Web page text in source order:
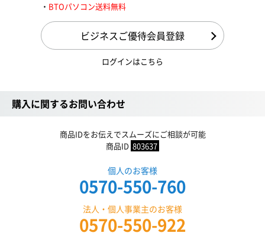
BTOパソコン送料無料
ビジネスご優待会員登録
ログインはこちら
購入に関するお問い合わせ
商品IDをお伝えでスムーズにご相談が可能
商品ID 803637
個人のお客様
0570-550-760
法人・個人事業主のお客様
0570-550-922